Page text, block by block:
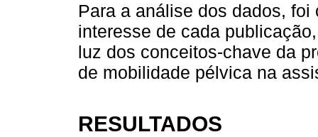
Para a análise dos dados,
interesse de cada
luz dos conceitos-chave da
de mobilidade pélvica na
RESULTADOS